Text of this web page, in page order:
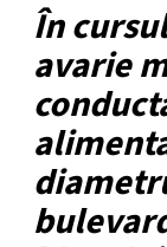
În
avarie